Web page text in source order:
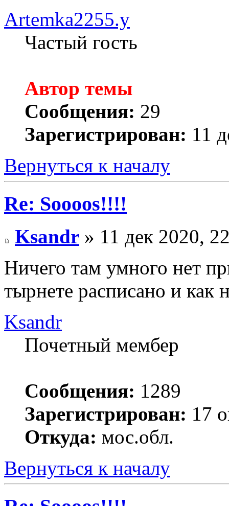
Artemka2255.y
Частый гость
Автор темы
Сообщения: 29
Зарегистрирован: 11
Вернуться к началу
Re: Soooos!!!!
Ksandr » 11 дек 2020,
Ничего там умного нет
тырнете расписано и как
Ksandr
Почетный мембер
Сообщения: 1289
Зарегистрирован: 17
Откуда: мос.обл.
Вернуться к началу